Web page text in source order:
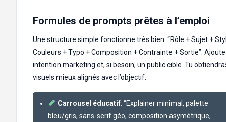
Formules de prompts prêtes à l’emploi
Une structure simple fonctionne très bien: “Rôle + Sujet +
Couleurs + Typo + Composition + Contrainte + Sortie”.
intention marketing et, si besoin, un public cible. Tu
visuels mieux alignés avec l’objectif.
Carrousel éducatif: “Explainer minimal, palette
bleu/gris, sans-serif géo, composition asymétrique,